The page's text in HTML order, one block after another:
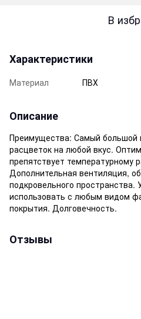
В
Характеристики
Материал ПВХ
Описание
Преимущества: Самый большой
расцветок на любой вкус.
препятствует температурному
Дополнительная вентиляция,
подкровельного
использовать с любым видом
покрытия. Долговечность.
Отзывы